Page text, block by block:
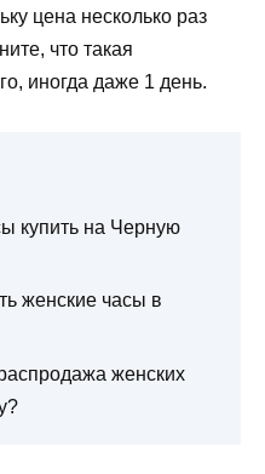
цена несколько раз
что такая
иногда даже 1 день.
купить на Черную
женские часы в
женских